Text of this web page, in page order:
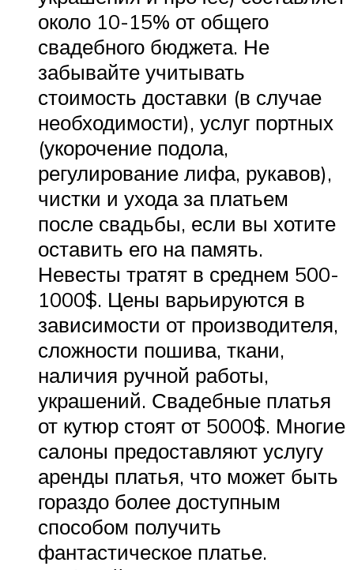
около 10-15% от общего
свадебного бюджета. Не
забывайте учитывать
стоимость доставки (в случае
необходимости), услуг портных
(укорочение подола,
регулирование лифа, рукавов),
чистки и ухода за платьем
после свадьбы, если вы хотите
оставить его на память.
Невесты тратят в среднем 500-
1000$. Цены варьируются в
зависимости от производителя,
сложности пошива, ткани,
наличия ручной работы,
украшений. Свадебные платья
от кутюр стоят от 5000$. Многие
салоны предоставляют услугу
аренды платья, что может быть
гораздо более доступным
способом получить
фантастическое платье.